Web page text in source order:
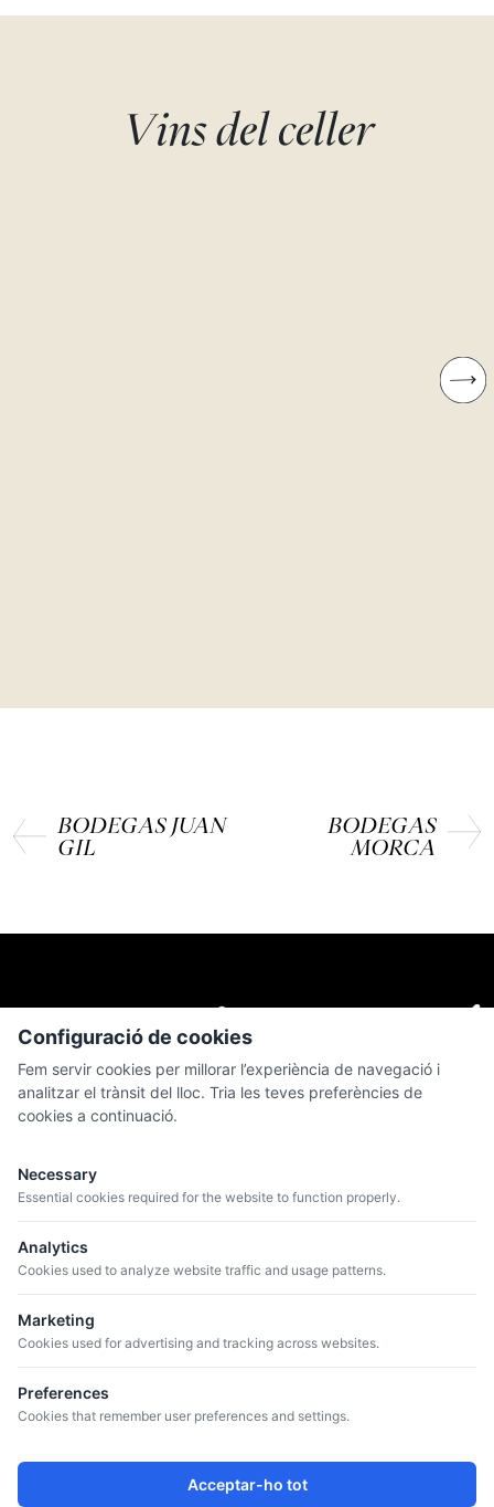
Vins del celler
BODEGAS JUAN
GIL
BODEGAS
MORCA
MENÚ
QUI SOM
CATÀLEG
CELLERS
BLOG
+34 934 807 041
info@iguazuvinos.com
Av. de la Riera, 11, Nave 1, 08960 Sant Just Desvern,
Configuració de cookies
Fem servir cookies per millorar l’experiència de navegació i
analitzar el trànsit del lloc. Tria les teves preferències de
cookies a continuació.
Necessary
Essential cookies required for the website to function properly.
Analytics
Cookies used to analyze website traffic and usage patterns.
Marketing
Cookies used for advertising and tracking across websites.
Preferences
Cookies that remember user preferences and settings.
Acceptar-ho tot